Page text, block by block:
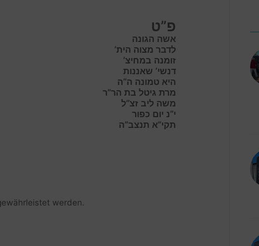
פ”ט
אשה הגונה
לדבר מצוה הית’
זומנה במחיצ’
דנשי’ שאננות
היא טמונה ה”ה
מרת גיטל בת הר”ר
משה ליב זצ”ל
י”נ יום כפור
תקי”א תנצב”ה
werden.